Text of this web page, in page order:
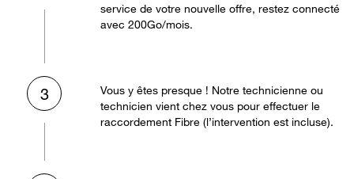
service de votre nouvelle offre, restez connecté
avec 200Go/mois.
3
Vous y êtes presque ! Notre technicienne ou
technicien vient chez vous pour effectuer le
raccordement Fibre (l’intervention est incluse).